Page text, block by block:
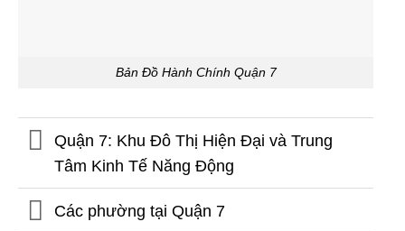
Bản Đồ Hành Chính Quận 7
Quận 7: Khu Đô Thị Hiện Đại và Trung
Tâm Kinh Tế Năng Động
Các phường tại Quận 7